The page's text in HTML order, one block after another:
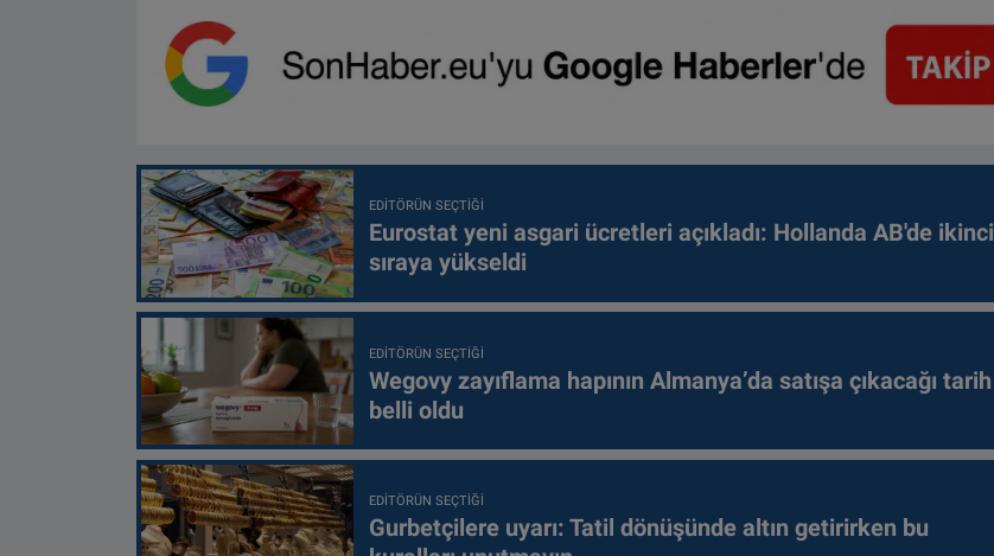
EDITÖRÜN SEÇTIĞI
Eurostat yeni asgari ücretleri açıkladı: Hollanda AB'de ikinci
sıraya yükseldi
EDITÖRÜN SEÇTIĞI
Wegovy zayıflama hapının Almanya’da satışa çıkacağı tarih
belli oldu
EDITÖRÜN SEÇTIĞI
Gurbetçilere uyarı: Tatil dönüşünde altın getirirken bu